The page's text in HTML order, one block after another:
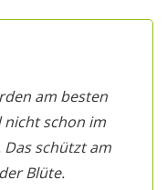
am besten
nicht schon im
schützt am
Blüte.